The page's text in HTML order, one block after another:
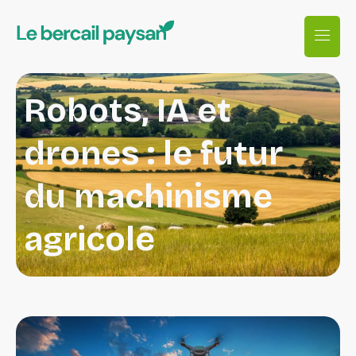
Robots, IA et
drones : le futur
du machinisme
agricole